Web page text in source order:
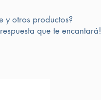
y otros productos?
que te encantará!